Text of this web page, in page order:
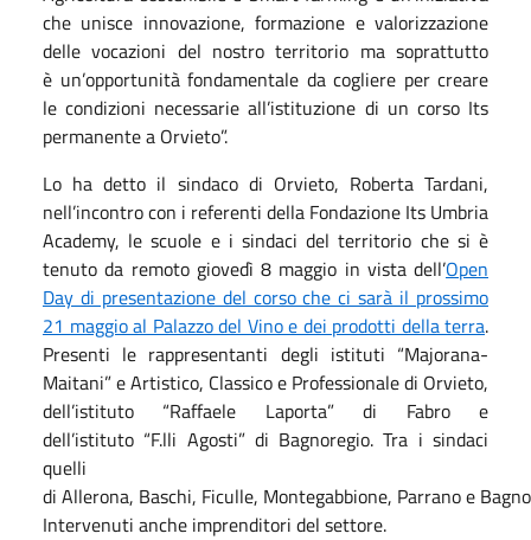
che unisce innovazione, formazione e valorizzazione
delle vocazioni del nostro territorio ma soprattutto
è un’opportunità fondamentale da cogliere per creare
le condizioni necessarie all’istituzione di un corso Its
permanente a Orvieto”.
Lo ha detto il sindaco di Orvieto, Roberta Tardani,
nell’incontro con i referenti della Fondazione Its Umbria
Academy, le scuole e i sindaci del territorio che si è
tenuto da remoto giovedì 8 maggio in vista dell’Open
Day di presentazione del corso che ci sarà il prossimo
21 maggio al Palazzo del Vino e dei prodotti della terra.
Presenti le rappresentanti degli istituti “Majorana-
Maitani” e Artistico, Classico e Professionale di Orvieto,
dell’istituto “Raffaele Laporta” di Fabro e
dell’istituto “F.lli Agosti” di Bagnoregio. Tra i sindaci
quelli
di Allerona, Baschi, Ficulle, Montegabbione, Parrano e
Intervenuti anche imprenditori del settore.